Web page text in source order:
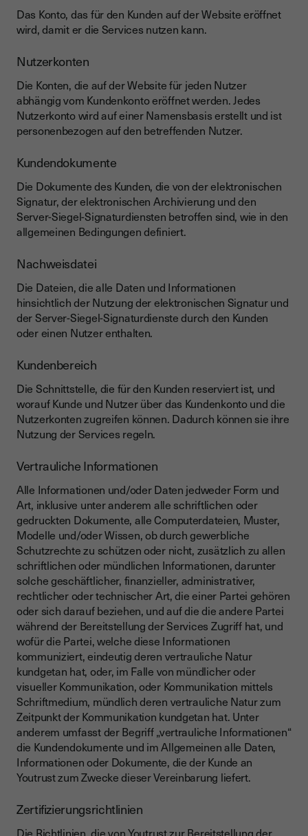
Das Konto, das für den Kunden auf der Website eröffnet
wird, damit er die Services nutzen kann.
Nutzerkonten
Die Konten, die auf der Website für jeden Nutzer
abhängig vom Kundenkonto eröffnet werden. Jedes
Nutzerkonto wird auf einer Namensbasis erstellt und ist
personenbezogen auf den betreffenden Nutzer.
Kundendokumente
Die Dokumente des Kunden, die von der elektronischen
Signatur, der elektronischen Archivierung und den
Server-Siegel-Signaturdiensten betroffen sind, wie in den
allgemeinen Bedingungen definiert.
Nachweisdatei
Die Dateien, die alle Daten und Informationen
hinsichtlich der Nutzung der elektronischen Signatur und
der Server-Siegel-Signaturdienste durch den Kunden
oder einen Nutzer enthalten.
Kundenbereich
Die Schnittstelle, die für den Kunden reserviert ist, und
worauf Kunde und Nutzer über das Kundenkonto und die
Nutzerkonten zugreifen können. Dadurch können sie ihre
Nutzung der Services regeln.
Vertrauliche Informationen
Alle Informationen und/oder Daten jedweder Form und
Art, inklusive unter anderem alle schriftlichen oder
gedruckten Dokumente, alle Computerdateien, Muster,
Modelle und/oder Wissen, ob durch gewerbliche
Schutzrechte zu schützen oder nicht, zusätzlich zu allen
schriftlichen oder mündlichen Informationen, darunter
solche geschäftlicher, finanzieller, administrativer,
rechtlicher oder technischer Art, die einer Partei gehören
oder sich darauf beziehen, und auf die die andere Partei
während der Bereitstellung der Services Zugriff hat, und
wofür die Partei, welche diese Informationen
kommuniziert, eindeutig deren vertrauliche Natur
kundgetan hat, oder, im Falle von mündlicher oder
visueller Kommunikation, oder Kommunikation mittels
Schriftmedium, mündlich deren vertrauliche Natur zum
Zeitpunkt der Kommunikation kundgetan hat. Unter
anderem umfasst der Begriff „vertrauliche Informationen“
die Kundendokumente und im Allgemeinen alle Daten,
Informationen oder Dokumente, die der Kunde an
Youtrust zum Zwecke dieser Vereinbarung liefert.
Zertifizierungsrichtlinien
Die Richtlinien, die von Youtrust zur Bereitstellung der